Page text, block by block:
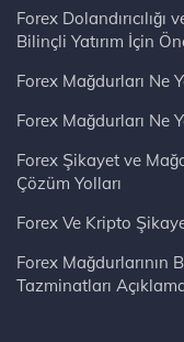
Forex Dolandırıcılığı
Bilinçli Yatırım İçin
Forex Mağdurları Ne
Forex Mağdurları Ne
Forex Şikayet ve
Çözüm Yolları
Forex Ve Kripto
Forex Mağdurlarının
Tazminatları